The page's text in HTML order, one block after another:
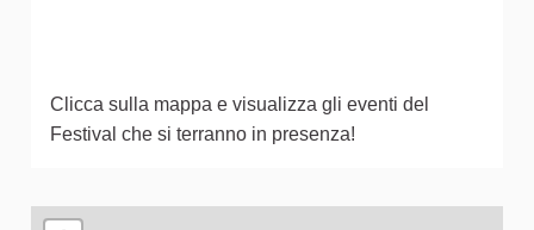
Clicca sulla mappa e visualizza gli eventi del
Festival che si terranno in presenza!
L'elemento seguente è una mappa che presenta gli